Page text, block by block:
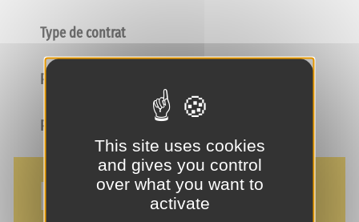
Type de contrat
Poste
Profil
NOS AVANTAGES
This site uses cookies
and gives you control
over what you want to
activate